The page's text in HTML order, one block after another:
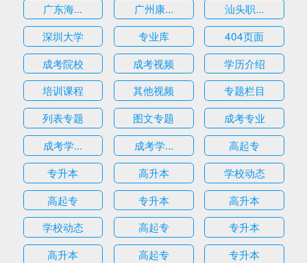
广东海...
广州康...
汕头职...
深圳大学
专业库
404页面
成考院校
成考视频
学历介绍
培训课程
其他视频
专题栏目
列表专题
图文专题
成考专业
成考学...
成考学...
高起专
专升本
高升本
学校动态
高起专
专升本
高升本
学校动态
高起专
专升本
高升本
高起专
专升本